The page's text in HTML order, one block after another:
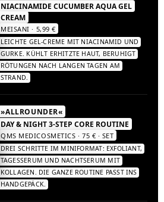
NIACINAMIDE CUCUMBER AQUA GEL
CREAM
MEISANI · 5,99 €
LEICHTE GEL-CREME MIT NIACINAMID UND
GURKE. KÜHLT ERHITZTE HAUT, BERUHIGT
RÖTUNGEN NACH LANGEN TAGEN AM
STRAND.
»ALLROUNDER«
DAY & NIGHT 3-STEP CORE ROUTINE
QMS MEDICOSMETICS · 75 € · SET
DREI SCHRITTE IM MINIFORMAT: EXFOLIANT,
TAGESSERUM UND NACHTSERUM MIT
KOLLAGEN. DIE GANZE ROUTINE PASST INS
HANDGEPÄCK.